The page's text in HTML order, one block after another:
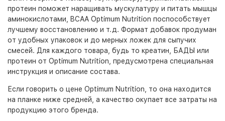
протеин поможет наращивать мускулатуру и питать мышцы
аминокислотами, BCAA Optimum Nutrition поспособствует
лучшему восстановлению и т.д. Формат добавок продуман
от удобных упаковок и до мерных ложек для сыпучих
смесей. Для каждого товара, будь то креатин, БАДЫ или
протеин от Optimum Nutrition, предусмотрена специальная
инструкция и описание состава.
Если говорить о цене Optimum Nutrition, то она находится
на планке ниже средней, а качество окупает все затраты на
продукцию этого бренда.